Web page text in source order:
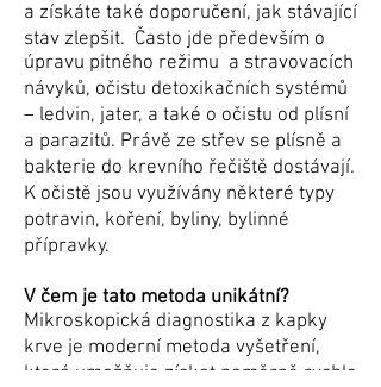
a získáte také doporučení, jak stávající
stav zlepšit. Často jde především o
úpravu pitného režimu a stravovacích
návyků, očistu detoxikačních systémů
– ledvin, jater, a také o očistu od plísní
a parazitů. Právě ze střev se plísně a
bakterie do krevního řečiště dostávají.
K očistě jsou využívány některé typy
potravin, koření, byliny, bylinné
přípravky.
V čem je tato metoda unikátní?
Mikroskopická diagnostika z kapky
krve je moderní metoda vyšetření,
která umožňuje získat poměrně rychle